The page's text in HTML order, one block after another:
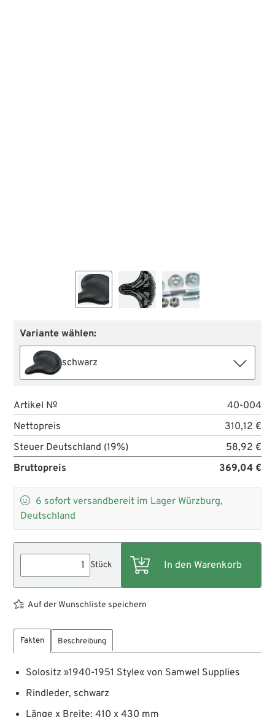
Variante wählen:
schwarz
Artikel №
40-004
Nettopreis
310,12 €
Steuer Deutschland (19%)
58,92 €
Bruttopreis
369,04 €
 6 sofort versandbereit im Lager Würzburg,
Deutschland
Stück
Auf der Wunschliste speichern
Fakten Beschreibung
Solositz »1940-1951 Style« von Samwel Supplies
Rindleder, schwarz